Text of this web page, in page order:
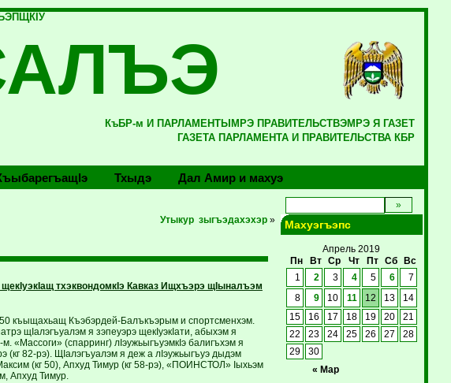
КъБР-м И ПАРЛАМЕНТЫМРЭ ПРАВИТЕЛЬСТВЭМРЭ Я ГАЗЕТ
ГАЗЕТА ПАРЛАМЕНТА И ПРАВИТЕЛЬСТВА КБР
Тхыдэ Дал Амир и махуэ
Утыкур зыгъэдахэхэр»
тхэквондомкIэ Кавказ Ищхъэрэ щIыналъэм
къыщахьащ Къэбэрдей-Балъкъэрым и спортсменхэм.
щIалэгъуалэм я зэпеуэрэ щекIуэкIати, абыхэм я
(спарринг) лIэужьыгъуэмкIэ балигъхэм я
82-рэ). ЩIалэгъуалэм я деж а лIэужьыгъуэ дыдэм
(кг 50), Апхуд Тимур (кг 58-рэ), «ПОИНСТОЛ» Iыхьэм
Апхуд Тимур.
Махуэгъэпс
Апрель 2019
Пн
Вт Ср Чт Пт Сб Вс
« Мар
1 2 3 4 5 6 7
8 9 10 11 12 13
14
15
16 17 18 19 20
21
22
23 24 25 26 27
28
29
30